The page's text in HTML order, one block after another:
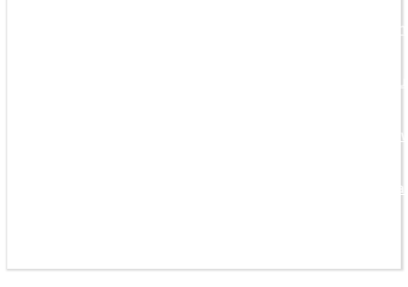
Ausstattung von
Entwicklung von
Dienstleistungen für